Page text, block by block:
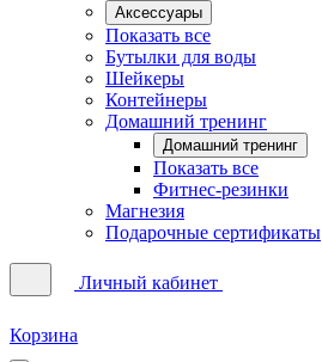
Аксессуары
Показать все
Бутылки для воды
Шейкеры
Контейнеры
Домашний тренинг
Домашний тренинг
Показать все
Фитнес-резинки
Магнезия
Подарочные сертификаты
Личный кабинет
Корзина